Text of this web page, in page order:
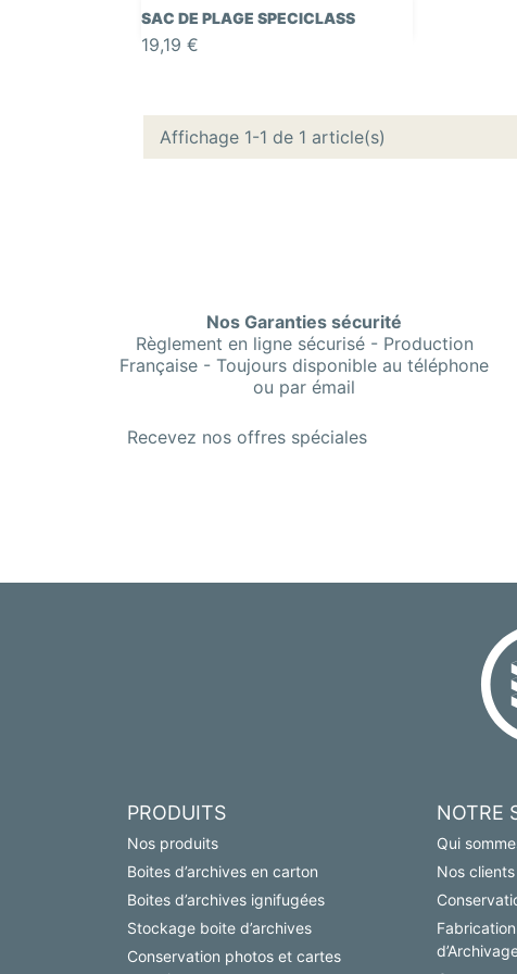
SAC DE PLAGE SPECICLASS
19,19 €
Aperçu rapide
Affichage 1-1 de 1 article(s)
Nos Garanties sécurité
Règlement en ligne sécurisé - Production
Française - Toujours disponible au téléphone
ou par émail
Recevez nos offres spéciales
PRODUITS
Nos produits
Boites d’archives en carton
Boites d’archives ignifugées
Stockage boite d’archives
Conservation photos et cartes
NOTRE
Qui
Nos clients